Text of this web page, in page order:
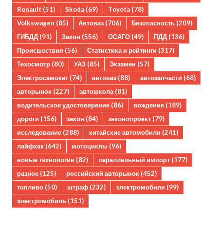
Renault (51) Skoda (69) Toyota (78)
Volkswagen (85) Автоваз (706) Безопасность (209)
ГИБДД (91) Закон (556) ОСАГО (49) ПДД (136)
Происшествия (56) Статистика и рейтинги (317)
Техосмотр (80) УАЗ (85) Экзамен (57)
Электросамокат (74) автоваз (88) автозапчасти (68)
авторынок (227) автошкола (81)
водительское удостоверение (86) вождение (189)
дороги (156) закон (84) законопроект (79)
исследование (288) китайские автомобили (241)
лайфхак (642) мотоциклы (96)
новые технологии (82) параллельный импорт (177)
разное (125) российский авторынок (452)
топливо (50) штраф (232) электромобили (99)
электромобиль (151)